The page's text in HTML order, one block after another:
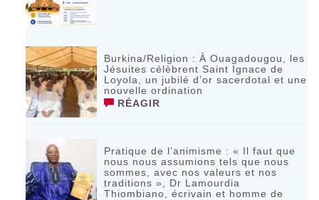
Burkina/Religion : À Ouagadougou, les
Jésuites célèbrent Saint Ignace de
Loyola, un jubilé d’or sacerdotal et une
nouvelle ordination
RÉAGIR
Pratique de l’animisme : « Il faut que
nous nous assumions tels que nous
sommes, avec nos valeurs et nos
traditions », Dr Lamourdia
Thiombiano, écrivain et homme de